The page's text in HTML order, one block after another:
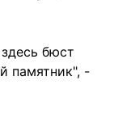
бюст
памятник", -